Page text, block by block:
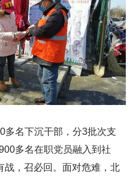
多名下沉干部，分3批次支
多名在职党员融入到社
，召必回。面对危难，北